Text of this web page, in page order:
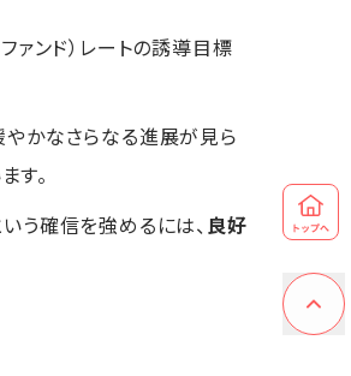
ァンド）レートの誘導目標
かなさらなる進展が見ら
す。
う確信を強めるには、良好